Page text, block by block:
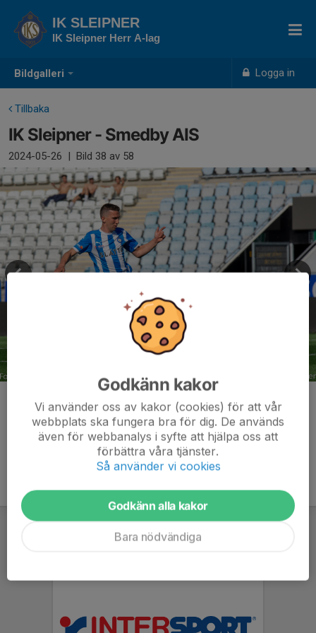
Bildgalleri Logga in
IK SLEIPNER
IK Sleipner Herr A-lag
Tillbaka
IK Sleipner - Smedby AIS
2024-05-26 | Bild 38 av 58
Kommentarer
Godkänn kakor
Vi använder oss av kakor (cookies) för att vår
webbplats ska fungera bra för dig. De används
även för webbanalys i syfte att hjälpa oss att
förbättra våra tjänster.
Så använder vi cookies
Godkänn alla kakor
Bara nödvändiga